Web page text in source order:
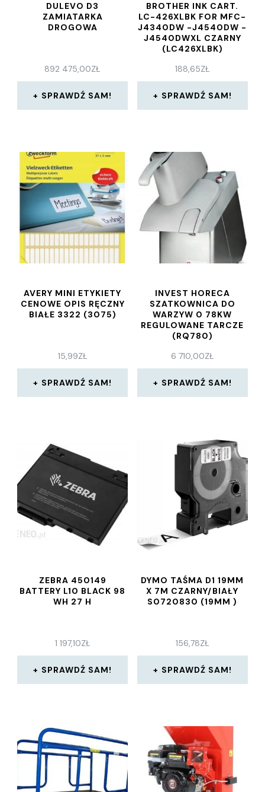
DULEVO D3
ZAMIATARKA
DROGOWA
892 475,00ZŁ
SPRAWDŹ SAM!
BROTHER INK CART.
LC-426XLBK FOR MFC-
J4340DW -J4540DW -
J4540DWXL CZARNY
(LC426XLBK)
188,65ZŁ
SPRAWDŹ SAM!
AVERY MINI ETYKIETY
CENOWE OPIS RĘCZNY
BIAŁE 3322 (3075)
15,99ZŁ
SPRAWDŹ SAM!
INVEST HORECA
SZATKOWNICA DO
WARZYW 0 78KW
REGULOWANE TARCZE
(RQ780)
6 710,00ZŁ
SPRAWDŹ SAM!
ZEBRA 450149
BATTERY L10 BLACK 98
WH 27 H
1 197,10ZŁ
SPRAWDŹ SAM!
DYMO TAŚMA D1 19MM
X 7M CZARNY/BIAŁY
S0720830 (19MM )
156,78ZŁ
SPRAWDŹ SAM!